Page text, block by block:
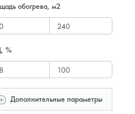
обогрева, м2
%
Дополнительные параметры